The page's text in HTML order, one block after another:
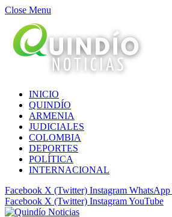
Close Menu
INICIO
QUINDÍO
ARMENIA
JUDICIALES
COLOMBIA
DEPORTES
POLÍTICA
INTERNACIONAL
Facebook X (Twitter) Instagram WhatsApp
Facebook X (Twitter) InstagramYouTube